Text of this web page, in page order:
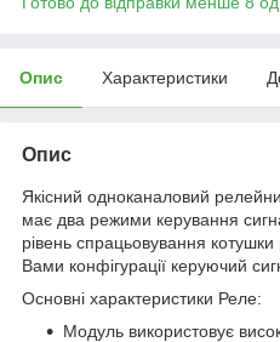
Опис Характеристики
Опис
Якісний одноканаловий
має два режими керування
рівень спрацьовування
Вами конфігурації керуючий
Основні характеристики Реле:
Модуль використовує